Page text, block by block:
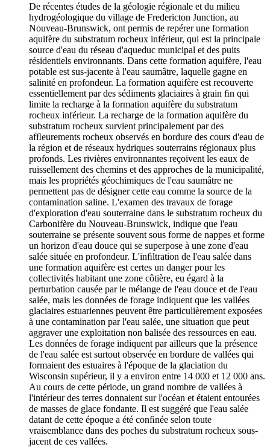
De récentes études de la géologie régionale et du milieu
hydrogéologique du village de Fredericton Junction, au
Nouveau-Brunswick, ont permis de repérer une formation
aquifère du substratum rocheux inférieur, qui est la principale
source d'eau du réseau d'aqueduc municipal et des puits
résidentiels environnants. Dans cette formation aquifère, l'eau
potable est sus-jacente à l'eau saumâtre, laquelle gagne en
salinité en profondeur. La formation aquifère est recouverte
essentiellement par des sédiments glaciaires à grain ﬁn qui
limite la recharge à la formation aquifère du substratum
rocheux inférieur. La recharge de la formation aquifère du
substratum rocheux survient principalement par des
afﬂeurements rocheux observés en bordure des cours d'eau de
la région et de réseaux hydriques souterrains régionaux plus
profonds. Les rivières environnantes reçoivent les eaux de
ruissellement des chemins et des approches de la municipalité,
mais les propriétés géochimiques de l'eau saumâtre ne
permettent pas de désigner cette eau comme la source de la
contamination saline. L'examen des travaux de forage
d'exploration d'eau souterraine dans le substratum rocheux du
Carbonifère du Nouveau-Brunswick, indique que l'eau
souterraine se présente souvent sous forme de nappes et forme
un horizon d'eau douce qui se superpose à une zone d'eau
salée située en profondeur. L'inﬁltration de l'eau salée dans
une formation aquifère est certes un danger pour les
collectivités habitant une zone côtière, eu égard à la
perturbation causée par le mélange de l'eau douce et de l'eau
salée, mais les données de forage indiquent que les vallées
glaciaires estuariennes peuvent être particulièrement exposées
à une contamination par l'eau salée, une situation que peut
aggraver une exploitation non balisée des ressources en eau.
Les données de forage indiquent par ailleurs que la présence
de l'eau salée est surtout observée en bordure de vallées qui
formaient des estuaires à l'époque de la glaciation du
Wisconsin supérieur, il y a environ entre 14 000 et 12 000 ans.
Au cours de cette période, un grand nombre de vallées à
l'intérieur des terres donnaient sur l'océan et étaient entourées
de masses de glace fondante. Il est suggéré que l'eau salée
datant de cette époque a été conﬁnée selon toute
vraisemblance dans des poches du substratum rocheux sous-
jacent de ces vallées.